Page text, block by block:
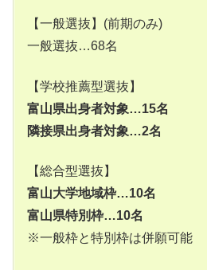
【一般選抜】(前期のみ)
一般選抜…68名
【学校推薦型選抜】
富山県出身者対象…15名
隣接県出身者対象…2名
【総合型選抜】
富山大学地域枠…10名
富山県特別枠…10名
※一般枠と特別枠は併願可能